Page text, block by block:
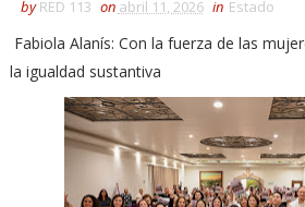
by RED 113 on abril 11, 2026 in Estado
Fabiola Alanís: Con la fuerza de las
la igualdad sustantiva